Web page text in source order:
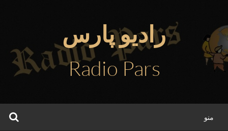
محتوا
رادیو پارس
Radio Pars
منو